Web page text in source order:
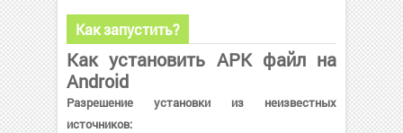
Как запустить?
Как установить APK файл на
Android
Разрешение установки из неизвестных
источников: